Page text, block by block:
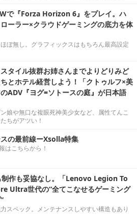
で『Forza Horizon 6』をプレイ。ハ
ーラー×クラウドゲーミングの底力を体
ぼ無し。グラフィックスはもちろん最高設定
タイル抜群お姉さんまでよりどりみど
とホテル経営しよう！「クトゥルフ×美
ADV『ヨグ=ソトースの庭』が日本語
娘や無口な複眼死神美少女など、属性てんこ
ちがアツい！
の最前線ーXsolla特集
はこちらから！
作も妥協なし。「Lenovo Legion To
Ultra世代の“全てこなせるゲーミング
スペック。メンテナンスしやすい構造もあり